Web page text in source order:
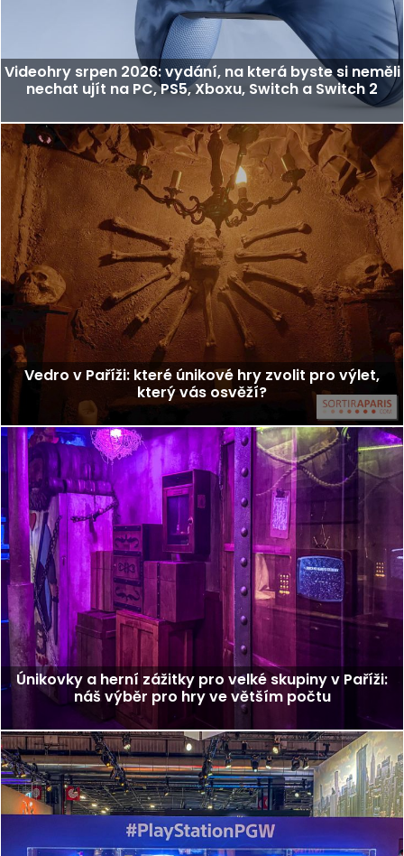
Videohry srpen 2026: vydání, na která byste si neměli
nechat ujít na PC, PS5, Xboxu, Switch a Switch 2
Vedro v Paříži: které únikové hry zvolit pro výlet,
který vás osvěží?
Únikovky a herní zážitky pro velké skupiny v Paříži:
náš výběr pro hry ve větším počtu